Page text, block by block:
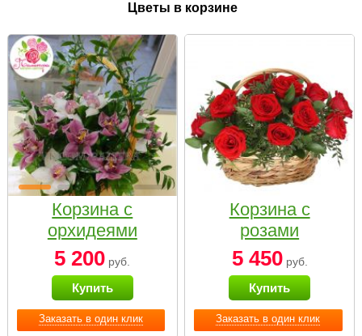
Цветы в корзине
Заказать в один клик
Корзина с
орхидеями
малая
5 200 руб.
Купить
Заказать в один клик
Корзина с
розами
«Красный
Париж»
5 450руб.
Купить